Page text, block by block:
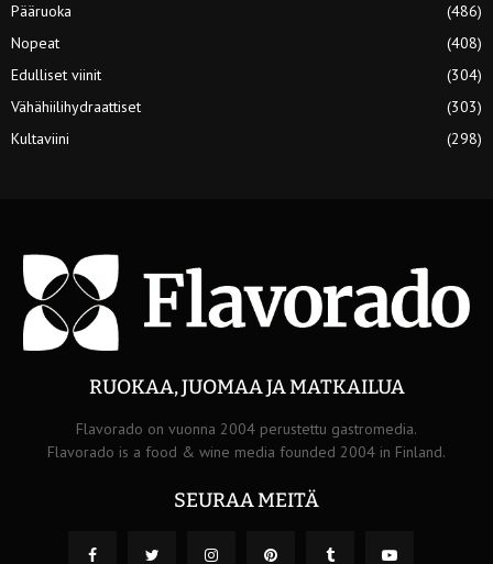
Pääruoka
(486)
Nopeat
(408)
Edulliset viinit
(304)
Vähähiilihydraattiset
(303)
Kultaviini
(298)
RUOKAA, JUOMAA JA MATKAILUA
Flavorado on vuonna 2004 perustettu gastromedia.
Flavorado is a food & wine media founded 2004 in Finland.
SEURAA MEITÄ